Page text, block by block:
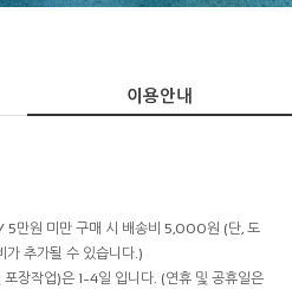
이용안내
만원 미만 구매 시 배송비 5,000원 (단, 도
추가될 수 있습니다.)
장작업)은 1~4일 입니다. (연휴 및 공휴일은